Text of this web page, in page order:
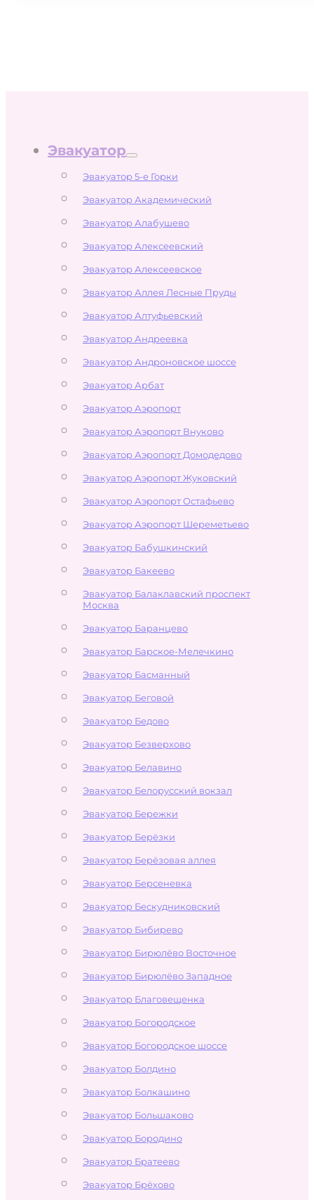
Эвакуатор
Эвакуатор 5-е Горки
Эвакуатор Академический
Эвакуатор Алабушево
Эвакуатор Алексеевский
Эвакуатор Алексеевское
Эвакуатор Аллея Лесные Пруды
Эвакуатор Алтуфьевский
Эвакуатор Андреевка
Эвакуатор Андроновское шоссе
Эвакуатор Арбат
Эвакуатор Аэропорт
Эвакуатор Аэропорт Внуково
Эвакуатор Аэропорт Домодедово
Эвакуатор Аэропорт Жуковский
Эвакуатор Аэропорт Остафьево
Эвакуатор Аэропорт Шереметьево
Эвакуатор Бабушкинский
Эвакуатор Бакеево
Эвакуатор Балаклавский проспект
Москва
Эвакуатор Баранцево
Эвакуатор Барское-Мелечкино
Эвакуатор Басманный
Эвакуатор Беговой
Эвакуатор Бедово
Эвакуатор Безверхово
Эвакуатор Белавино
Эвакуатор Белорусский вокзал
Эвакуатор Бережки
Эвакуатор Берёзки
Эвакуатор Берёзовая аллея
Эвакуатор Берсеневка
Эвакуатор Бескудниковский
Эвакуатор Бибирево
Эвакуатор Бирюлёво Восточное
Эвакуатор Бирюлёво Западное
Эвакуатор Благовещенка
Эвакуатор Богородское
Эвакуатор Богородское шоссе
Эвакуатор Болдино
Эвакуатор Болкашино
Эвакуатор Большаково
Эвакуатор Бородино
Эвакуатор Братеево
Эвакуатор Брёхово